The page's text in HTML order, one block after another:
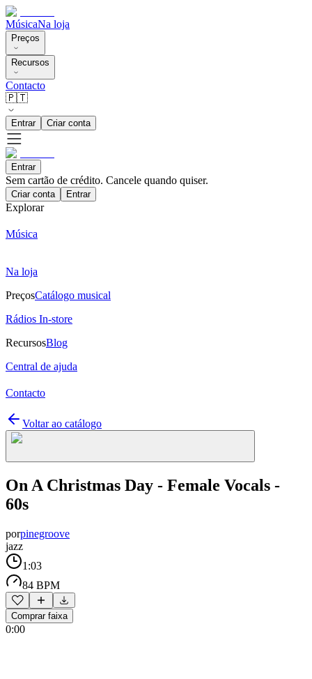
MúsicaNa loja
Preços
Recursos
Contacto
🇵🇹
Entrar Criar conta
Entrar
Sem cartão de crédito. Cancele quando quiser.
Criar conta Entrar
Explorar
Música
Na loja
PreçosCatálogo musical
Rádios In-store
RecursosBlog
Central de ajuda
Contacto
Voltar ao catálogo
On A Christmas Day - Female Vocals -
60s
porpinegroove
jazz
1:03
84 BPM
Comprar faixa
0:00